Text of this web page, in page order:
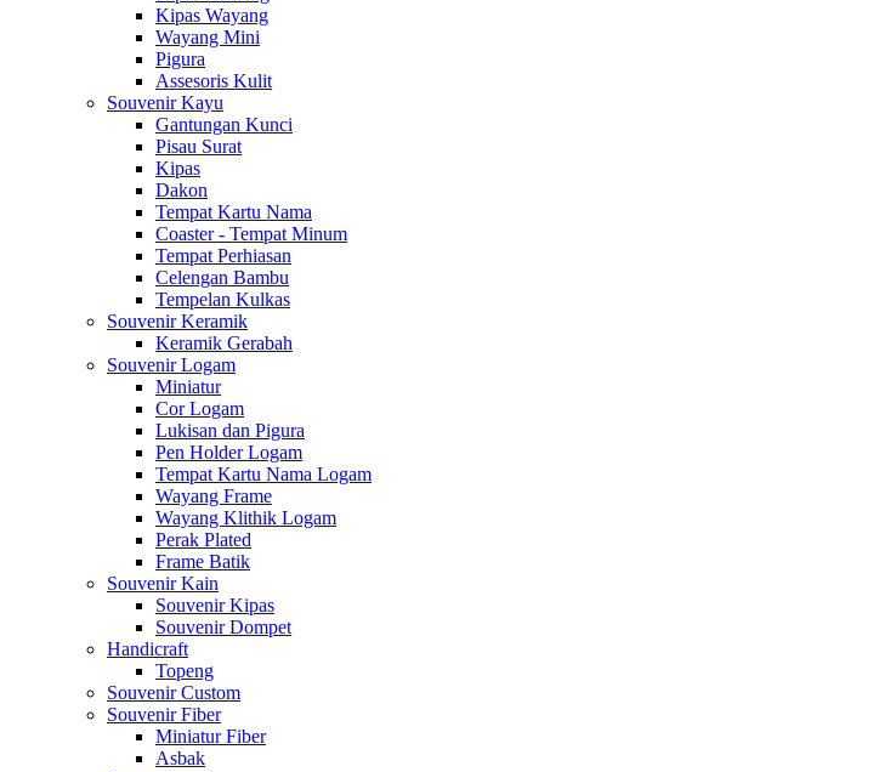
Kipas Wayang
Wayang Mini
Pigura
Assesoris Kulit
Souvenir Kayu
Gantungan Kunci
Pisau Surat
Kipas
Dakon
Tempat Kartu Nama
Coaster - Tempat Minum
Tempat Perhiasan
Celengan Bambu
Tempelan Kulkas
Souvenir Keramik
Keramik Gerabah
Souvenir Logam
Miniatur
Cor Logam
Lukisan dan Pigura
Pen Holder Logam
Tempat Kartu Nama Logam
Wayang Frame
Wayang Klithik Logam
Perak Plated
Frame Batik
Souvenir Kain
Souvenir Kipas
Souvenir Dompet
Handicraft
Topeng
Souvenir Custom
Souvenir Fiber
Miniatur Fiber
Asbak